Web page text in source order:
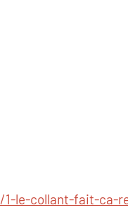
le-collant-fait-ca-